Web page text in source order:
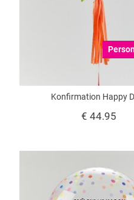
Konfirmation Happy
€ 44.95